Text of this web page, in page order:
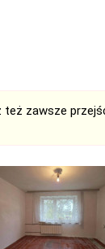
też zawsze